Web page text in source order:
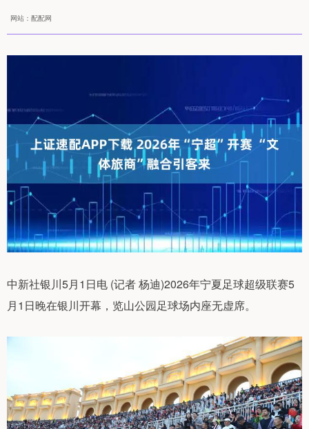
网站：配配网
中新社银川5月1日电 (记者 杨迪)2026年宁夏足球超级联赛5
月1日晚在银川开幕，览山公园足球场内座无虚席。